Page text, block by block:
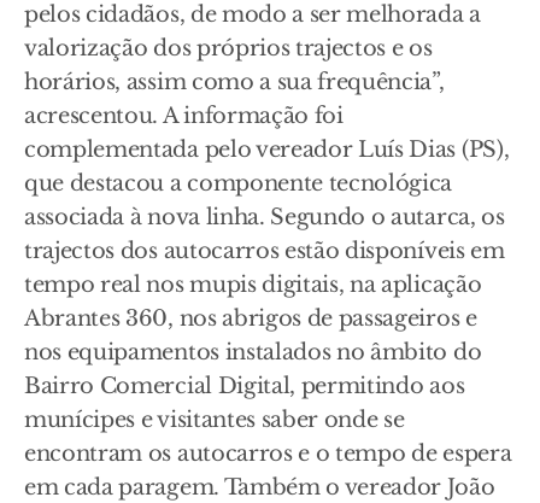
pelos cidadãos, de modo a ser melhorada a
valorização dos próprios trajectos e os
horários, assim como a sua frequência”,
acrescentou. A informação foi
complementada pelo vereador Luís Dias (PS),
que destacou a componente tecnológica
associada à nova linha. Segundo o autarca, os
trajectos dos autocarros estão disponíveis em
tempo real nos mupis digitais, na aplicação
Abrantes 360, nos abrigos de passageiros e
nos equipamentos instalados no âmbito do
Bairro Comercial Digital, permitindo aos
munícipes e visitantes saber onde se
encontram os autocarros e o tempo de espera
em cada paragem. Também o vereador João